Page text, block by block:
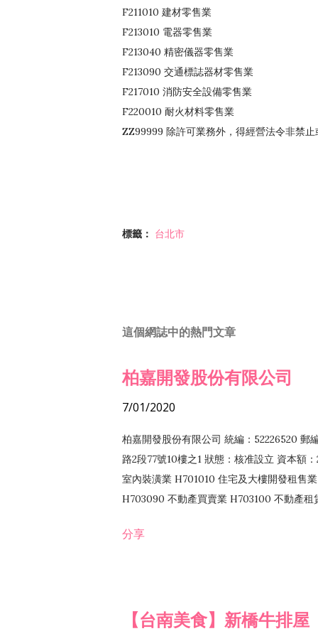
F211010 建材零售業
F213010 電器零售業
F213040 精密儀器零售業
F213090 交通標誌器材零售業
F217010 消防安全設備零售業
F220010 耐火材料零售業
ZZ99999 除許可業務外，得經營法令非禁止
標籤： 台北市
這個網誌中的熱門文章
柏嘉開發股份有限公司
7/01/2020
柏嘉開發股份有限公司 統編：52226520 郵
路2段77號10樓之1 狀態：核准設立 資本額
室內裝潢業 H701010 住宅及大樓開發租售
H703090 不動產買賣業 H703100 不動產
分享
【台南美食】新橋牛排屋